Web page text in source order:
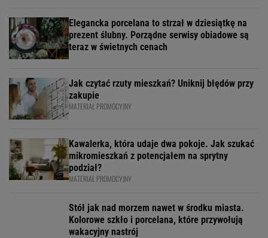
Elegancka porcelana to strzał w dziesiątkę na
prezent ślubny. Porządne serwisy obiadowe są
teraz w świetnych cenach
Jak czytać rzuty mieszkań? Uniknij błędów przy
zakupie
MATERIAŁ PROMOCYJNY
Kawalerka, która udaje dwa pokoje. Jak szukać
mikromieszkań z potencjałem na sprytny
podział?
MATERIAŁ PROMOCYJNY
Stół jak nad morzem nawet w środku miasta.
Kolorowe szkło i porcelana, które przywołują
wakacyjny nastrój